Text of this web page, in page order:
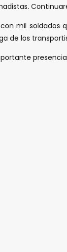
mil
de los